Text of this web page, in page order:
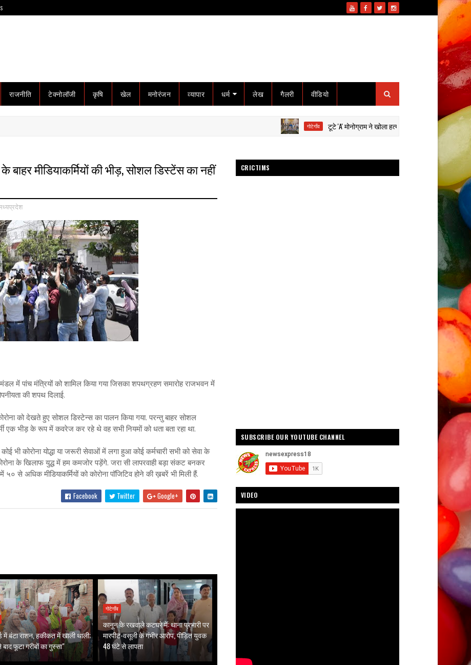
राजनीति टेक्नोलॉजी कृषि खेल मनोरंजन व्यापार धर्म लेख गैलरी वीडियो
गोटेगाँव टूटे 'A' मोनोग्राम ने खोला हत्या का राज: हाईवा से कुचलकर सड़क
मीडियाकर्मियों की भीड़, सोशल डिस्टेंस का नहीं
में पांच मंत्रियों को शामिल किया गया जिसका शपथग्रहण समारोह राजभवन में
की शपथ दिलाई.
हुए सोशल डिस्टेन्स का पालन किया गया. परन्तु बाहर सोशल
एक भीड़ के रूप में कवरेज कर रहे थे वह सभी नियमों को धता बता रहा था.
योद्धा या जरूरी सेवाओं में लगा हुआ कोई कर्मचारी सभी को सेवा के
के खिलाफ युद्ध में हम कमजोर पड़ेंगे. जरा सी लापरवाही बड़ा संकट बनकर
से अधिक मीडियाकर्मियों को कोरोना पॉजिटिव होने की ख़बरें भी मिली हैं.
Facebook Twitter Google+
में बंटा राशन, हकीकत में खाली थाली;
बाद फूटा गरीबों का गुस्सा"
गोटेगाँव
कानून के रखवाले कटघरे में: थाना प्रभारी पर
मारपीट-वसूली के गंभीर आरोप, पीड़ित युवक
48 घंटे से लापता
CRICTIMS
SUBSCRIBE OUR YOUTUBE CHANNEL
VIDEO